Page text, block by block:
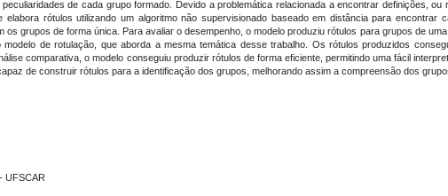
de cada grupo formado. Devido a problemática relacionada a encontrar definições, ou
rótulos utilizando um algoritmo não supervisionado baseado em distância para encontrar
grupos de forma única. Para avaliar o desempenho, o modelo produziu rótulos para grupos de
de rotulação, que aborda a mesma temática desse trabalho. Os rótulos produzidos
comparativa, o modelo conseguiu produzir rótulos de forma eficiente, permitindo uma fácil
de construir rótulos para a identificação dos grupos, melhorando assim a compreensão dos
UFSCAR